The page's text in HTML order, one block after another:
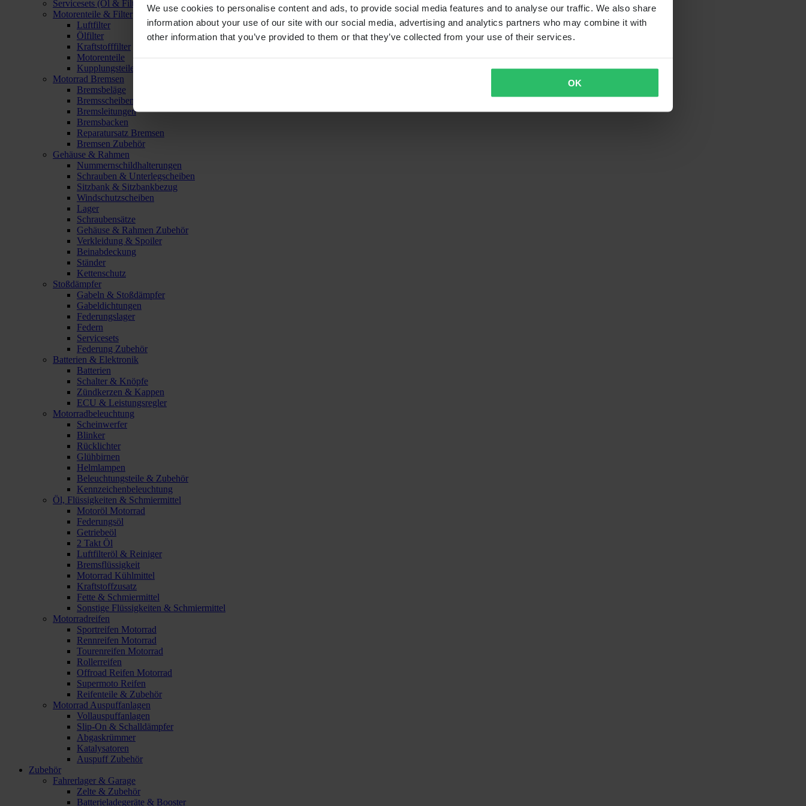
We use cookies to personalise content and ads, to provide social media features and to analyse our traffic. We also share
information about your use of our site with our social media, advertising and analytics partners who may combine it with
other information that you’ve provided to them or that they’ve collected from your use of their services.
OK
Servicesets (Öl & Filter)
Motorenteile & Filter
Luftfilter
Ölfilter
Kraftstofffilter
Motorenteile
Kupplungsteile
Motorrad Bremsen
Bremsbeläge
Bremsscheiben
Bremsleitungen
Bremsbacken
Reparatursatz Bremsen
Bremsen Zubehör
Gehäuse & Rahmen
Nummernschildhalterungen
Schrauben & Unterlegscheiben
Sitzbank & Sitzbankbezug
Windschutzscheiben
Lager
Schraubensätze
Gehäuse & Rahmen Zubehör
Verkleidung & Spoiler
Beinabdeckung
Ständer
Kettenschutz
Stoßdämpfer
Gabeln & Stoßdämpfer
Gabeldichtungen
Federungslager
Federn
Servicesets
Federung Zubehör
Batterien & Elektronik
Batterien
Schalter & Knöpfe
Zündkerzen & Kappen
ECU & Leistungsregler
Motorradbeleuchtung
Scheinwerfer
Blinker
Rücklichter
Glühbirnen
Helmlampen
Beleuchtungsteile & Zubehör
Kennzeichenbeleuchtung
Öl, Flüssigkeiten & Schmiermittel
Motoröl Motorrad
Federungsöl
Getriebeöl
2 Takt Öl
Luftfilteröl & Reiniger
Bremsflüssigkeit
Motorrad Kühlmittel
Kraftstoffzusatz
Fette & Schmiermittel
Sonstige Flüssigkeiten & Schmiermittel
Motorradreifen
Sportreifen Motorrad
Rennreifen Motorrad
Tourenreifen Motorrad
Rollerreifen
Offroad Reifen Motorrad
Supermoto Reifen
Reifenteile & Zubehör
Motorrad Auspuffanlagen
Vollauspuffanlagen
Slip-On & Schalldämpfer
Abgaskrümmer
Katalysatoren
Auspuff Zubehör
Zubehör
Fahrerlager & Garage
Zelte & Zubehör
Batterieladegeräte & Booster